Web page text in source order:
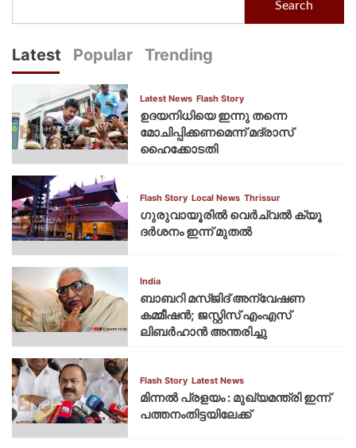
Search
Latest Popular Trending
Latest News Flash Story
ഉദയനിധിയെ ഇന്നു തന്നെ
മോചിപ്പിക്കണമെന്ന് മദ്രാസ്
ഹൈക്കോടതി
Flash Story Local News Thrissur
ഗുരുവായൂരില്‍ വെര്‍ച്വല്‍ ക്യൂ
ദര്‍ശനം ഇന്ന് മുതല്‍
India
ബാബറി മസ്ജിദ് അന്വേഷണ
കമ്മീഷന്‍; ജസ്റ്റിസ് എംഎസ്
ലിബര്‍ഹാന്‍ അന്തരിച്ചു
Flash Story Latest News
മിന്നല്‍ പ്രളയം : മുഖ്യമന്ത്രി ഇന്ന്
പത്തനംതിട്ടയിലേക്ക്